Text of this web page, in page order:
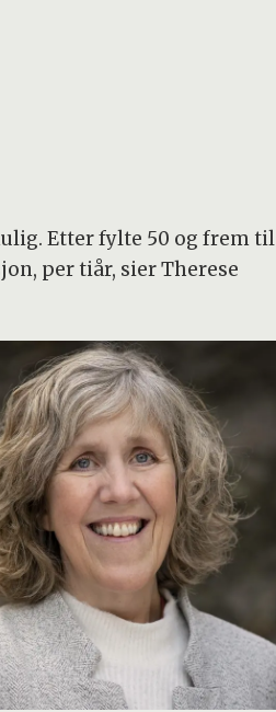
Etter fylte 50 og frem til
per tiår, sier Therese